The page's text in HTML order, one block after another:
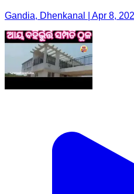
Gandia, Dhenkanal | Apr 8,